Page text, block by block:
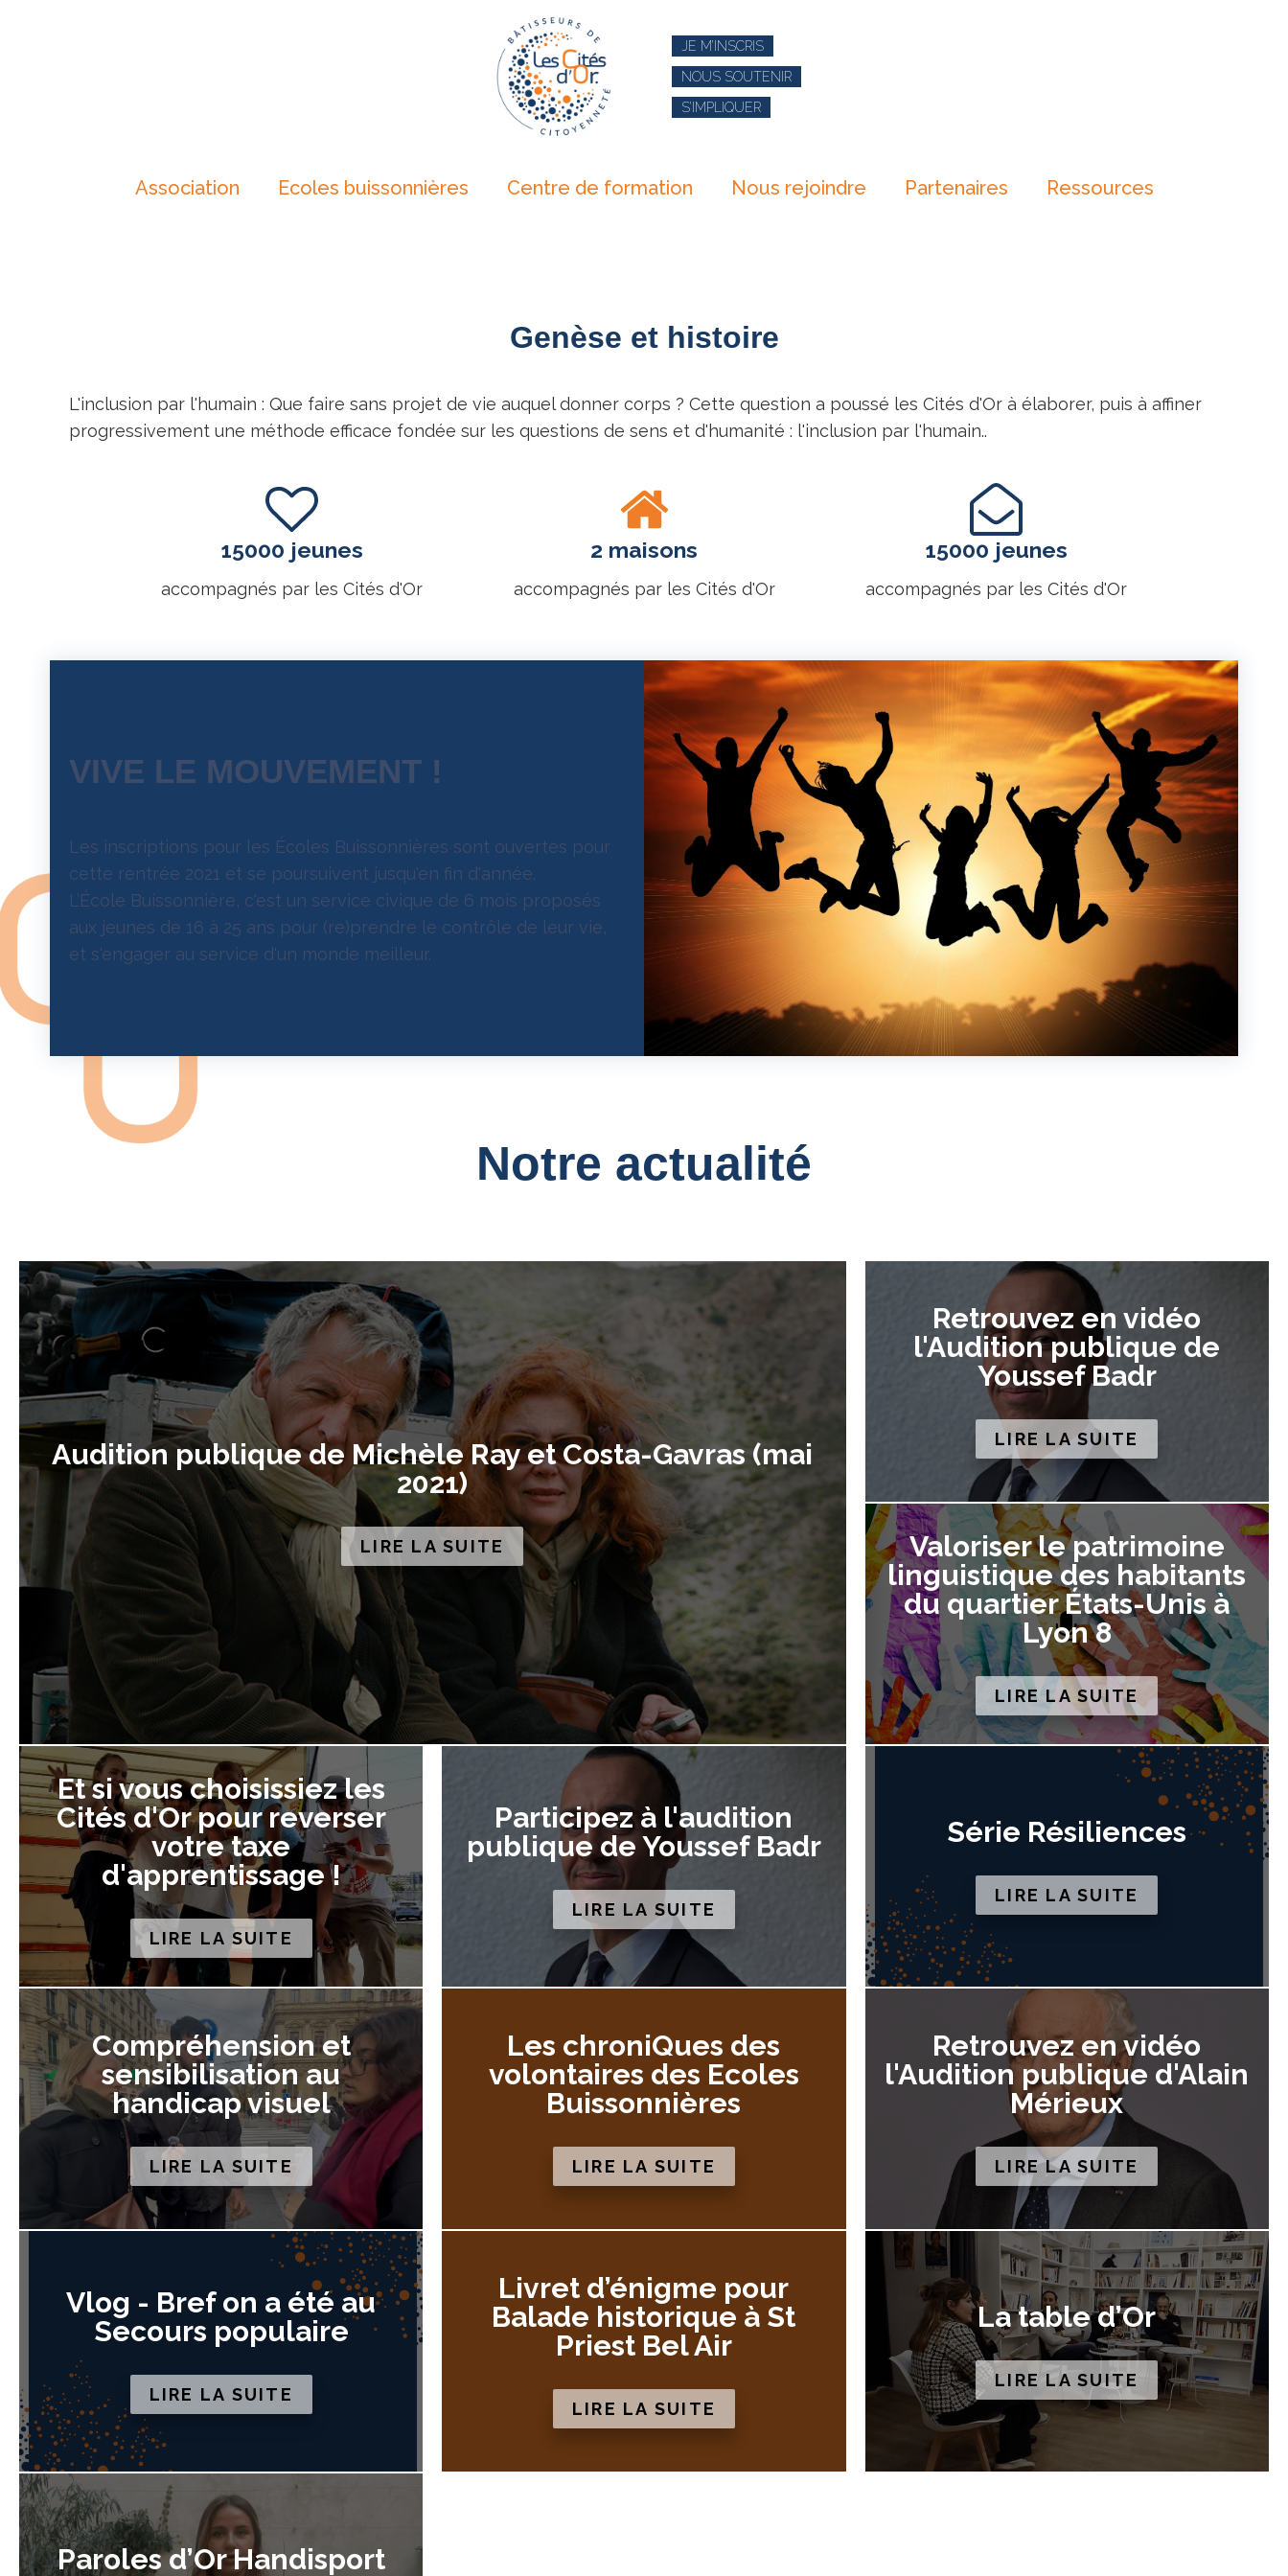
JE M’INSCRIS
NOUS SOUTENIR
S’IMPLIQUER
Association Ecoles buissonnières Centre de formation Nous rejoindre Partenaires Ressources
Genèse et histoire
L'inclusion par l'humain : Que faire sans projet de vie auquel donner corps ? Cette question a poussé les Cités d'Or à élaborer, puis à affiner
progressivement une méthode efficace fondée sur les questions de sens et d'humanité : l'inclusion par l'humain..
15000 jeunes
accompagnés par les Cités d'Or
2 maisons
accompagnés par les Cités d'Or
15000 jeunes
accompagnés par les Cités d'Or
VIVE LE MOUVEMENT !
Les inscriptions pour les Écoles Buissonnières sont ouvertes pour
cette rentrée 2021 et se poursuivent jusqu'en fin d'année.
L’École Buissonnière, c'est un service civique de 6 mois proposés
aux jeunes de 16 à 25 ans pour (re)prendre le contrôle de leur vie,
et s'engager au service d'un monde meilleur.
Notre actualité
Audition publique de Michèle Ray et Costa-Gavras (mai
2021)
LIRE LA SUITE
Retrouvez en vidéo
l'Audition publique de
Youssef Badr
LIRE LA SUITE
Valoriser le patrimoine
linguistique des habitants
du quartier États-Unis à
Lyon 8
LIRE LA SUITE
Et si vous choisissiez les
Cités d'Or pour reverser
votre taxe
d'apprentissage !
LIRE LA SUITE
Participez à l'audition
publique de Youssef Badr
LIRE LA SUITE
Série Résiliences
LIRE LA SUITE
Compréhension et
sensibilisation au
handicap visuel
LIRE LA SUITE
Les chroniQues des
volontaires des Ecoles
Buissonnières
LIRE LA SUITE
Retrouvez en vidéo
l'Audition publique d'Alain
Mérieux
LIRE LA SUITE
Vlog - Bref on a été au
Secours populaire
LIRE LA SUITE
Livret d’énigme pour
Balade historique à St
Priest Bel Air
LIRE LA SUITE
La table d’Or
LIRE LA SUITE
Paroles d’Or Handisport